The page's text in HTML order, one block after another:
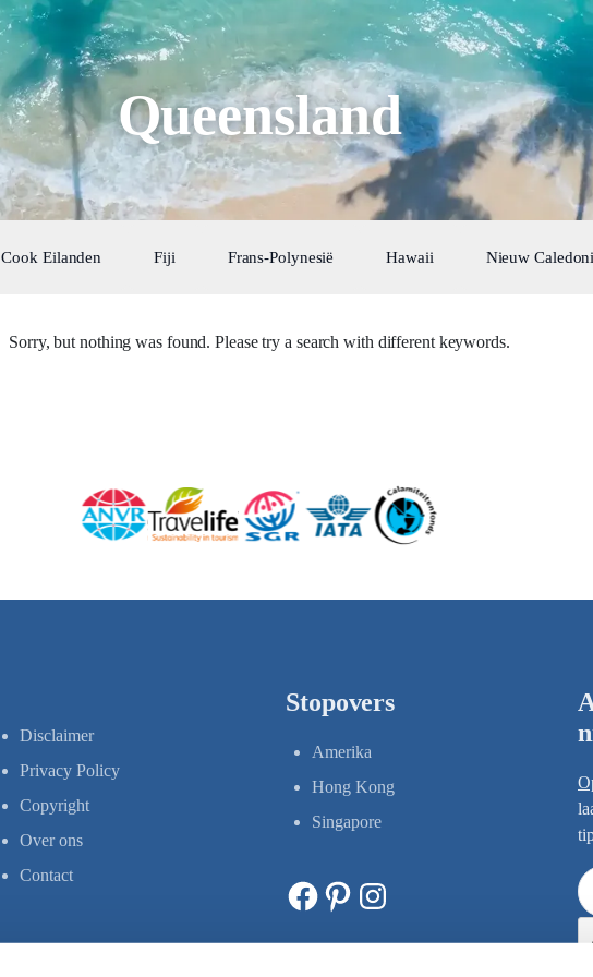
Queensland
Cook Eilanden Fiji Frans-Polynesië Hawaii Nieuw
Sorry, but nothing was found. Please try a search with different keywords.
Disclaimer
Privacy Policy
Copyright
Over ons
Contact
Stopovers
Amerika
Hong Kong
Singapore
Facebook Pinterest Instagram
E
-